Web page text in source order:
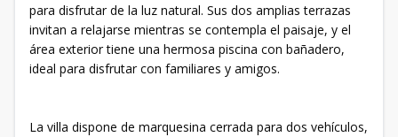
para disfrutar de la luz natural. Sus dos amplias terrazas
invitan a relajarse mientras se contempla el paisaje, y el
área exterior tiene una hermosa piscina con bañadero,
ideal para disfrutar con familiares y amigos.
La villa dispone de marquesina cerrada para dos vehículos,